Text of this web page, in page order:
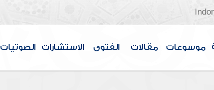
موسوعات مقالات الفتوى الاستشارات الصوتيات